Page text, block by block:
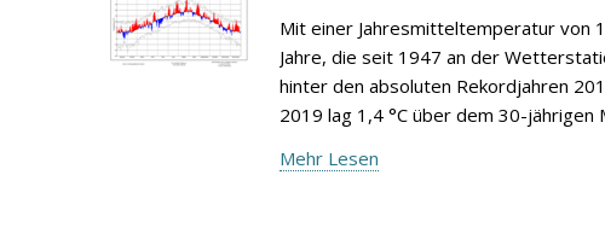
Mit einer Jahresmitteltemperatur von
Jahre, die seit 1947 an der
hinter den absoluten Rekordjahren
2019 lag 1,4 °C über dem 30-
Mehr Lesen